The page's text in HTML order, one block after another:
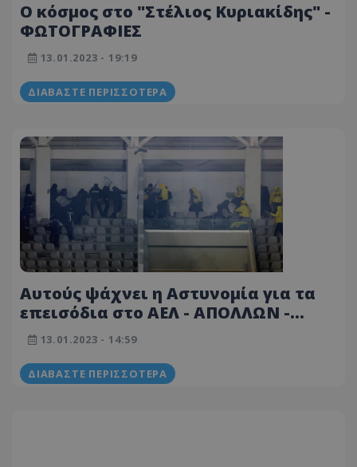
Ο κόσμος στο "Στέλιος Κυριακίδης" -
ΦΩΤΟΓΡΑΦΙΕΣ
13.01.2023 - 19:19
ΔΙΑΒΆΣΤΕ ΠΕΡΙΣΣΌΤΕΡΑ
Αυτούς ψάχνει η Αστυνομία για τα
επεισόδια στο ΑΕΛ - ΑΠΟΛΛΩΝ -
Φωτογραφίες τους στη δημοσιότητα
13.01.2023 - 14:59
ΔΙΑΒΆΣΤΕ ΠΕΡΙΣΣΌΤΕΡΑ